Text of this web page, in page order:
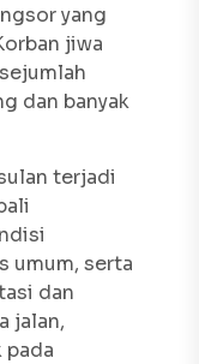
yang
jiwa
dan banyak
terjadi
umum, serta
dan
jalan,